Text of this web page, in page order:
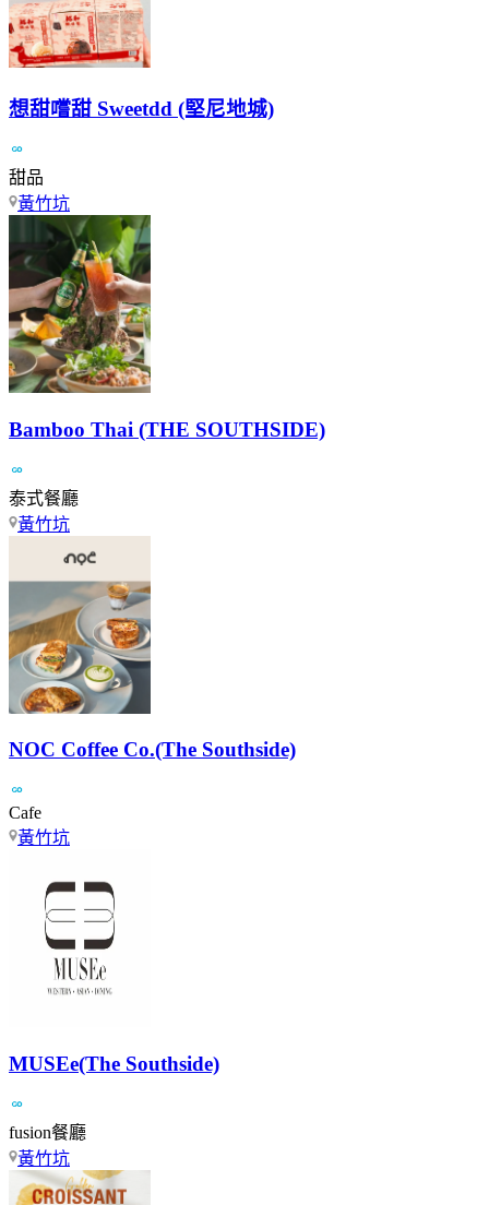
想甜嚐甜 Sweetdd (堅尼地城)
甜品
黃竹坑
Bamboo Thai (THE SOUTHSIDE)
泰式餐廳
黃竹坑
NOC Coffee Co.(The Southside)
Cafe
黃竹坑
MUSEe(The Southside)
fusion餐廳
黃竹坑